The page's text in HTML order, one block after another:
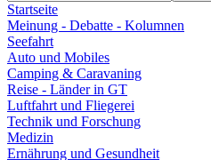
Startseite
Meinung - Debatte - Kolumnen
Seefahrt
Auto und Mobiles
Camping & Caravaning
Reise - Länder in GT
Luftfahrt und Fliegerei
Technik und Forschung
Medizin
Ernährung und Gesundheit